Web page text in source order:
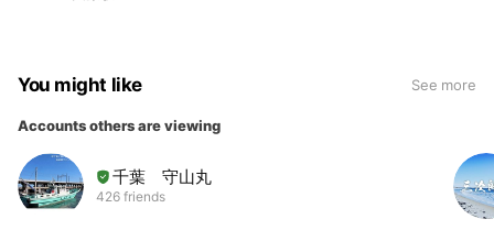
You might like See more
Accounts others are viewing
千葉 守山丸
426 friends